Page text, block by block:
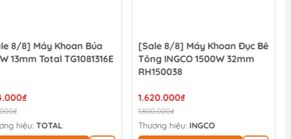
8/8] Máy Khoan Búa
13mm Total TG1081316E
hiệu: TOTAL
[Sale 8/8] Máy Khoan Đục Bê
Tông INGCO 1500W 32mm
RH150038
1.620.000₫
1.800.000₫
Thương hiệu: INGCO